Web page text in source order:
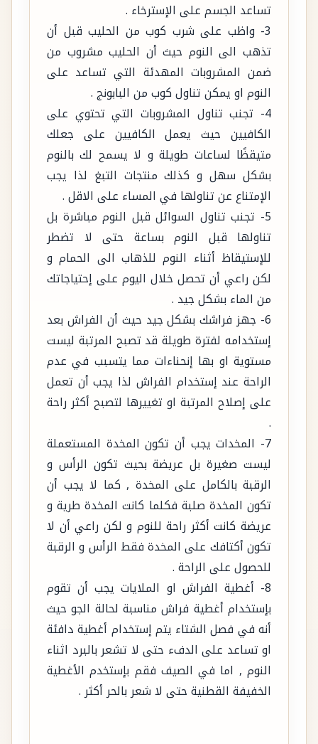
تساعد الجسم على الإسترخاء .
3- واظب على شرب كوب من الحليب قبل أن
تذهب الى النوم حيث أن الحليب مشروب من
ضمن المشروبات المهدئة التي تساعد على
النوم او يمكن تناول كوب من البابونج .
4- تجنب تناول المشروبات التي تحتوي على
الكافيين حيث يعمل الكافيين على جعلك
متيقظًا لساعات طويلة و لا يسمح لك بالنوم
بشكل سهل و كذلك منتجات التبغ لذا يجب
الإمتناع عن تناولها في المساء على الاقل .
5- تجنب تناول السوائل قبل النوم مباشرة بل
تناولها قبل النوم بساعة حتى لا تضطر
للإستيقاظ أثناء النوم للذهاب الى الحمام و
لكن راعي أن تحصل خلال اليوم على إحتياجاتك
من الماء بشكل جيد .
6- جهز فراشك بشكل جيد حيث أن الفراش بعد
إستخدامه لفترة طويلة قد تصبح المرتبة ليست
مستوية او بها إنحناءات مما يتسبب في عدم
الراحة عند إستخدام الفراش لذا يجب أن تعمل
على إصلاح المرتبة او تغييرها لتصبح أكثر راحة
.
7- المخدات يجب أن تكون المخدة المستعملة
ليست صغيرة بل عريضة بحيث تكون الرأس و
الرقبة بالكامل على المخدة , كما لا يجب أن
تكون المخدة صلبة فكلما كانت المخدة طرية و
عريضة كانت أكثر راحة للنوم و لكن راعي أن لا
تكون أكتافك على المخدة فقط الرأس و الرقبة
للحصول على الراحة .
8- أغطية الفراش او الملايات يجب أن تقوم
بإستخدام أغطية فراش مناسبة لحالة الجو حيث
أنه في فصل الشتاء يتم إستخدام أغطية دافئة
او تساعد على الدفء حتى لا تشعر بالبرد اثناء
النوم , اما في الصيف فقم بإستخدم الأغطية
الخفيفة القطنية حتى لا شعر بالحر أكثر .